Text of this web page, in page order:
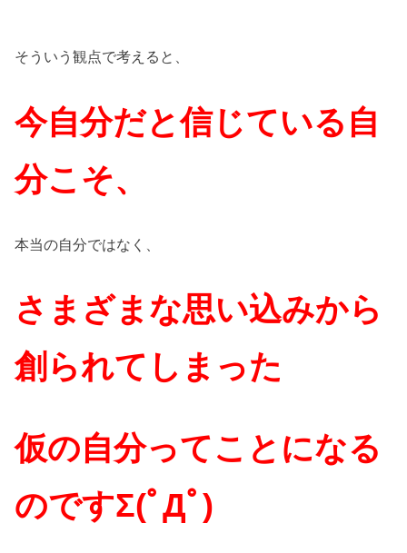
そういう観点で考えると、
今自分だと信じている自
分こそ、
本当の自分ではなく、
さまざまな思い込みから
創られてしまった
仮の自分ってことになる
のですΣ(ﾟДﾟ)